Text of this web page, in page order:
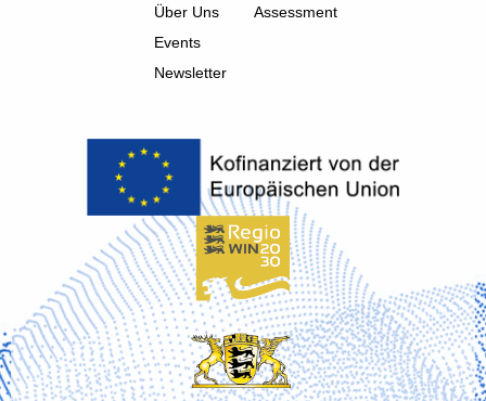
Über Uns
Events
Newsletter
Assessment